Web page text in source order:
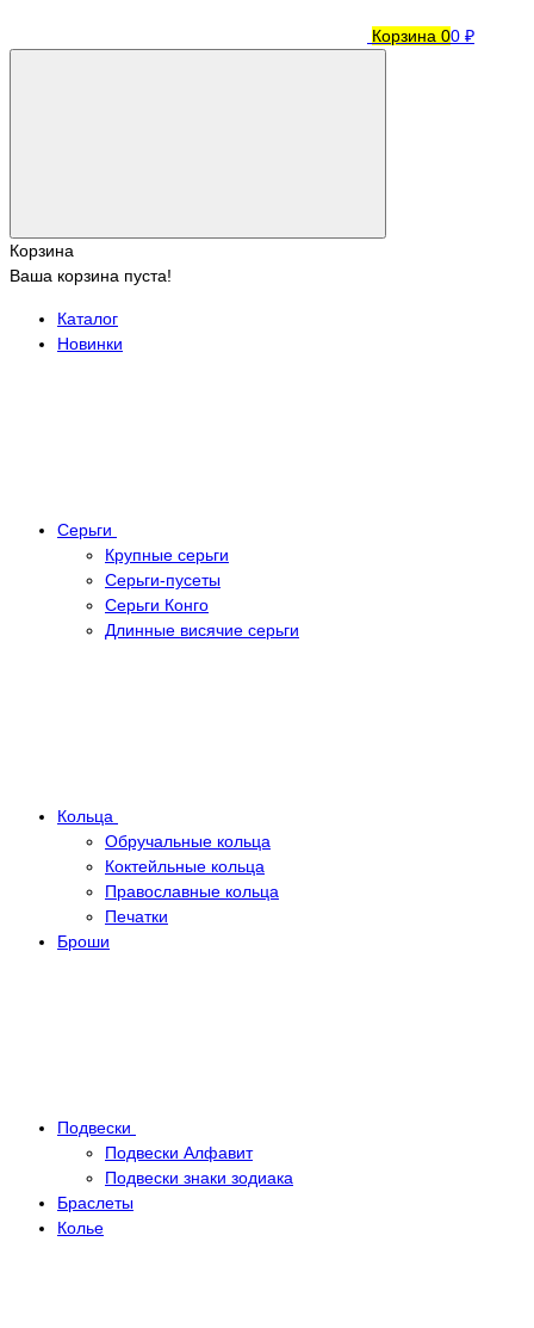
Корзина 00 ₽
Корзина
Ваша корзина пуста!
Каталог
Новинки
Серьги
Крупные серьги
Серьги-пусеты
Серьги Конго
Длинные висячие серьги
Кольца
Обручальные кольца
Коктейльные кольца
Православные кольца
Печатки
Броши
Подвески
Подвески Алфавит
Подвески знаки зодиака
Браслеты
Колье